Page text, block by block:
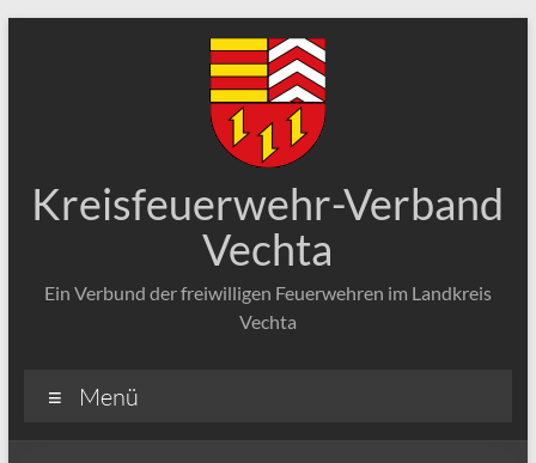
Kreisfeuerwehr-Verband
Vechta
Ein Verbund der freiwilligen Feuerwehren im Landkreis
Vechta
Menü